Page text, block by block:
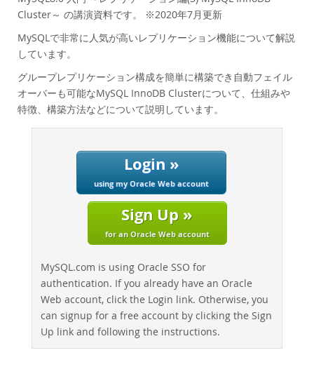
Videos
Case Studies
Books
Performance
Benchmarks
Migration
Developer Zone
Cluster～ の講演資料です。 ※2020年7月更新
MySQLで非常に人気が高いレプリケーション機能について解説
しています。
グループレプリケーション構成を簡単に構築でき自動フェイル
オーバーも可能なMySQL InnoDB Clusterについて、仕組みや
特徴、構築方法などについて説明しています。
Login »
using my Oracle Web account
Sign Up »
for an Oracle Web account
MySQL.com is using Oracle SSO for
authentication. If you already have an Oracle
Web account, click the Login link. Otherwise, you
can signup for a free account by clicking the Sign
Up link and following the instructions.